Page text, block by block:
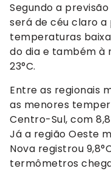
Segundo a
será de céu claro
temperaturas
do dia e também à
23°C.
Entre as regionais
as menores
Centro-Sul, com
Já a região Oeste
Nova registrou
termômetros